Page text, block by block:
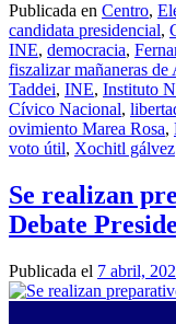
Publicada en Centro,
candidata presidencial,
INE, democracia,
fiszalizar mañaneras
Taddei, INE, Instituto
Cívico Nacional,
ovimiento Marea Rosa,
voto útil, Xochitl gálvez
Se realizan
Debate
Publicada el 7 abril,